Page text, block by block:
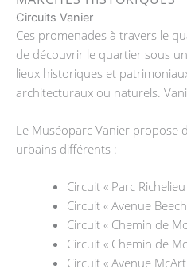
Circuits Vanier
Ces promenades à travers le
de découvrir le quartier sous
lieux historiques et
architecturaux ou naturels.
Le Muséoparc Vanier propose
urbains différents :
Circuit « Parc Richelieu
Circuit « Avenue
Circuit « Chemin de
Circuit « Chemin de
Circuit « Avenue